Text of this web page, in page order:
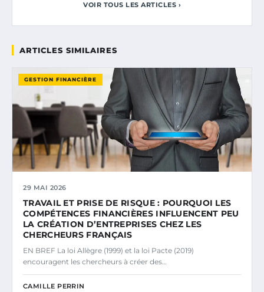
VOIR TOUS LES ARTICLES ›
ARTICLES SIMILAIRES
GESTION FINANCIÈRE
29 MAI 2026
TRAVAIL ET PRISE DE RISQUE : POURQUOI LES
COMPÉTENCES FINANCIÈRES INFLUENCENT PEU
LA CRÉATION D’ENTREPRISES CHEZ LES
CHERCHEURS FRANÇAIS
EN BREF La loi Allègre (1999) et la loi Pacte (2019)
encouragent les chercheurs à créer des…
CAMILLE PERRIN